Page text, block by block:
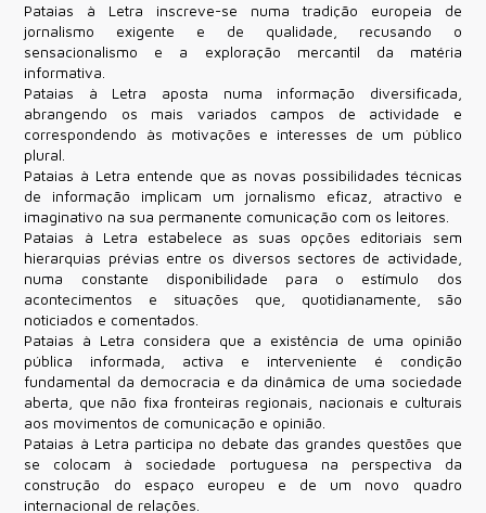
Pataias à Letra inscreve-se numa tradição europeia de
jornalismo exigente e de qualidade, recusando o
sensacionalismo e a exploração mercantil da matéria
informativa.
Pataias à Letra aposta numa informação diversificada,
abrangendo os mais variados campos de actividade e
correspondendo às motivações e interesses de um público
plural.
Pataias à Letra entende que as novas possibilidades técnicas
de informação implicam um jornalismo eficaz, atractivo e
imaginativo na sua permanente comunicação com os leitores.
Pataias à Letra estabelece as suas opções editoriais sem
hierarquias prévias entre os diversos sectores de actividade,
numa constante disponibilidade para o estímulo dos
acontecimentos e situações que, quotidianamente, são
noticiados e comentados.
Pataias à Letra considera que a existência de uma opinião
pública informada, activa e interveniente é condição
fundamental da democracia e da dinâmica de uma sociedade
aberta, que não fixa fronteiras regionais, nacionais e culturais
aos movimentos de comunicação e opinião.
Pataias à Letra participa no debate das grandes questões que
se colocam à sociedade portuguesa na perspectiva da
construção do espaço europeu e de um novo quadro
internacional de relações.